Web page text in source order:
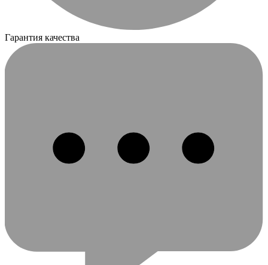
Гарантия качества